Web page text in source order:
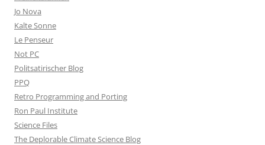
Jo Nova
Kalte Sonne
Le Penseur
Not PC
Politsatirischer Blog
PPQ
Retro Programming and Porting
Ron Paul Institute
Science Files
The Deplorable Climate Science Blog